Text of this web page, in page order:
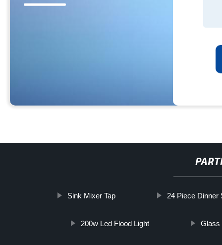
Sink Mixer Tap 24 Piece Dinner
200w Led Flood Light Glass